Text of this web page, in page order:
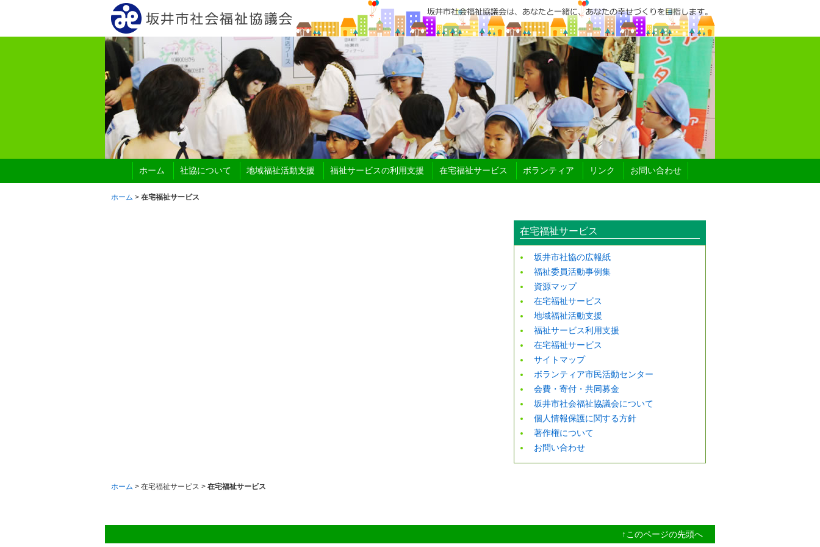
ホーム 社協について 地域福祉活動支援 福祉サービスの利用支援 在宅福祉サービス ボランティア リンク お問い合わせ
ホーム > 在宅福祉サービス
在宅福祉サービス
坂井市社協の広報紙
福祉委員活動事例集
資源マップ
在宅福祉サービス
地域福祉活動支援
福祉サービス利用支援
在宅福祉サービス
サイトマップ
ボランティア市民活動センター
会費・寄付・共同募金
坂井市社会福祉協議会について
個人情報保護に関する方針
著作権について
お問い合わせ
ホーム > 在宅福祉サービス > 在宅福祉サービス
↑このページの先頭へ